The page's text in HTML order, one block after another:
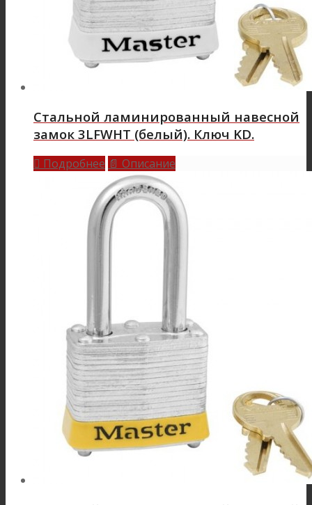
Стальной ламинированный навесной
замок 3LFWHT (белый). Ключ KD.
 Подробнее 📄 Описание